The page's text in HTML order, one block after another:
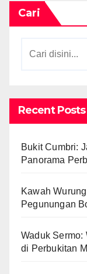
Cari
Recent Posts
Bukit Cumbri:
Panorama
Kawah
Pegunungan
Waduk Sermo:
di Perbukitan